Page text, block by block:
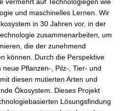
und maschinelles Lernen. Wir
in 30 Jahren vor, in der
zusammenarbeiten, um
die der zunehmend
können. Durch die Perspektive
Pflanzen-, Pilz-, Tier- und
diesen mutierten Arten und
Ökosystem. Dieses Projekt
Lösungsfindung
zu untersuchen, komplexe